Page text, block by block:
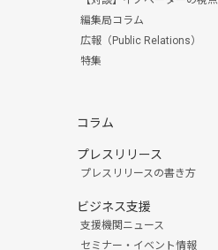
編集局コラム
広報（Public Relations）
特集
コラム
プレスリリース
プレスリリースの書き方
ビジネス支援
支援機関ニュース
セミナー・イベント情報